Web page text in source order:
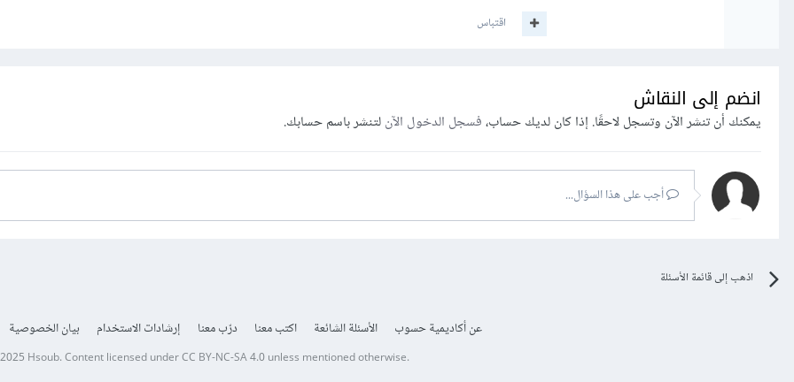
اقتباس
انضم إلى النقاش
يمكنك أن تنشر الآن وتسجل لاحقًا. إذا كان لديك حساب،فسجل الدخول الآنلتنشر باسم حسابك.
أجب على هذا السؤال...
اذهب إلى قائمة الأسئلة
عن أكاديمية حسوب الأسئلة الشائعة اكتب معنا درّب معنا إرشادات الاستخدام بيان الخصوصية
Hsoub.Content licensed underCC BY-NC-SA 4.0unless mentioned otherwise.